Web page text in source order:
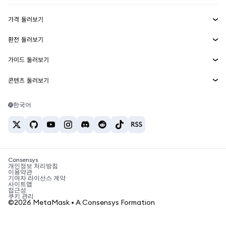
MetaMask Connect
Snaps
웹3 서비스
보안
고객 지원
채용
가격 둘러보기
이더리움 가격
솔라나 가격
테더 가격
환전 둘러보기
ETH를 USD로 환전
USDT를 INR로 환전
BTC를 INR로 환전
ETH를 USDT로 환전
가이드 둘러보기
ETH 매수
USDT 매수
SHIB 매수
BNB 매수
콘텐츠 둘러보기
솔라나 지갑
암호화폐 세금 뉴스
암호화폐 매수 방법
비트코인 매도 방법
한국어
Consensys
개인정보 처리방침
이용약관
기여자 라이선스 계약
사이트맵
접근성
쿠키 관리
©2026 MetaMask • A Consensys Formation